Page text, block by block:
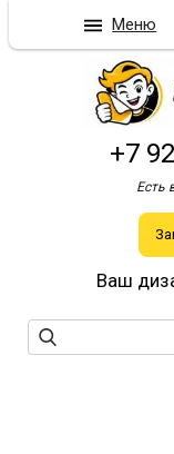
+7
Есть
Ваш
Меню